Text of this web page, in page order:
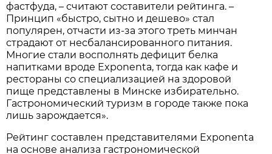
фастфуда, – считают составители рейтинга. –
Принцип «быстро, сытно и дешево» стал
популярен, отчасти из-за этого треть минчан
страдают от несбалансированного питания.
Многие стали восполнять дефицит белка
напитками вроде Exponenta, тогда как кафе и
рестораны со специализацией на здоровой
пище представлены в Минске избирательно.
Гастрономический туризм в городе также пока
лишь зарождается».
Рейтинг составлен представителями Exponenta
на основе анализа гастрономической